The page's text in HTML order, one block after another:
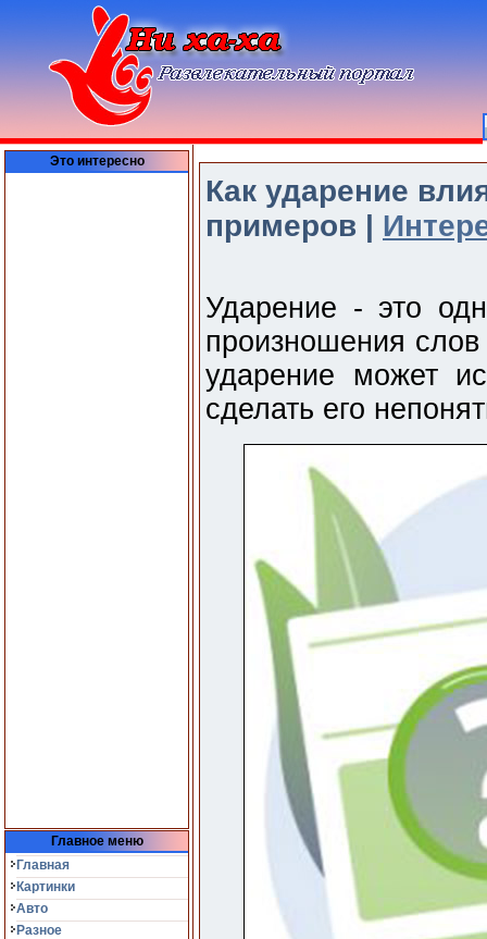
Это интересно
Главное меню
Главная
Картинки
Авто
Разное
Как ударение
примеров |
Ударение - это
произношения
ударение может
сделать его